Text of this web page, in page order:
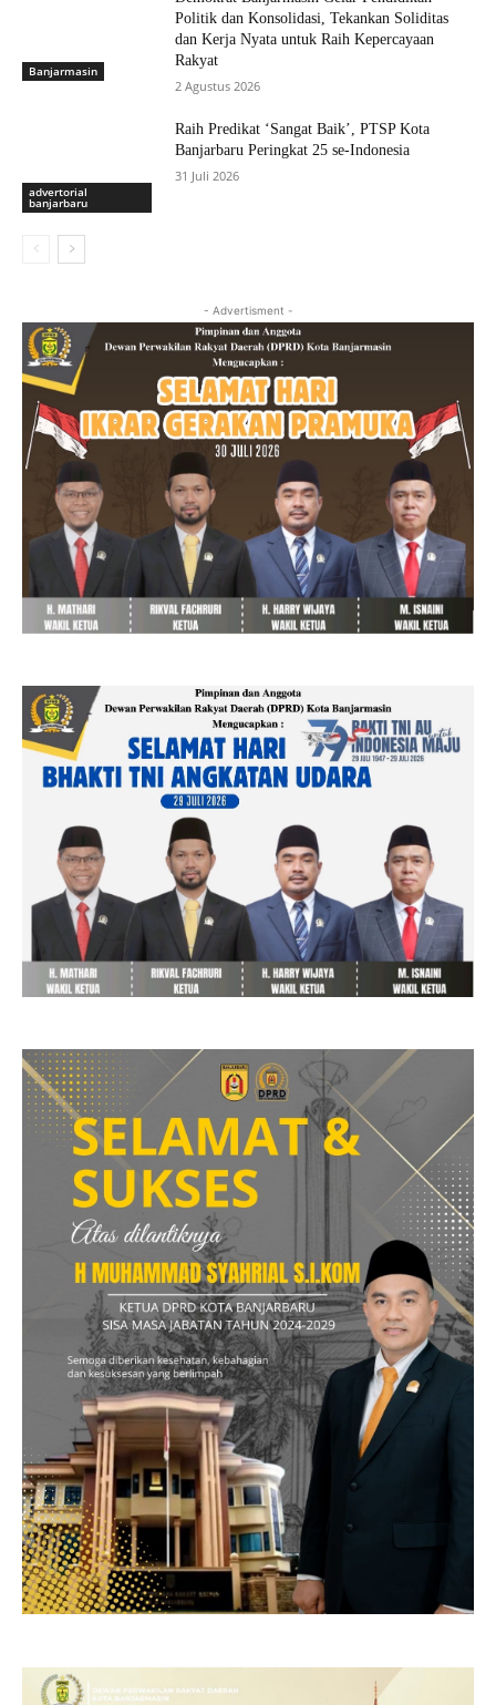
Banjarmasin
Politik dan Konsolidasi, Tekankan Soliditas
dan Kerja Nyata untuk Raih Kepercayaan
Rakyat
2 Agustus 2026
advertorial
banjarbaru
Raih Predikat ‘Sangat Baik’, PTSP Kota
Banjarbaru Peringkat 25 se-Indonesia
31 Juli 2026
- Advertisment -